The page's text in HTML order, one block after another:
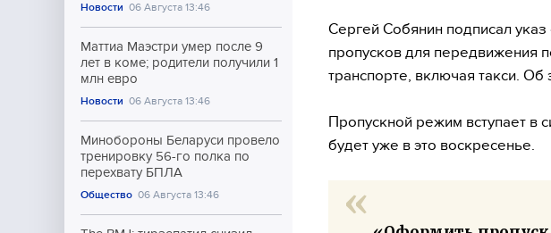
Новости 06 Августа 13:46
Маттиа Маэстри умер после 9
лет в коме; родители получили 1
млн евро
Новости 06 Августа 13:46
Минобороны Беларуси провело
тренировку 56-го полка по
перехвату БПЛА
Общество 06 Августа 13:46
Сергей Собянин подписал
пропусков для передвижения
транспорте, включая такси. Об
Пропускной режим вступает в
будет уже в это воскресенье.